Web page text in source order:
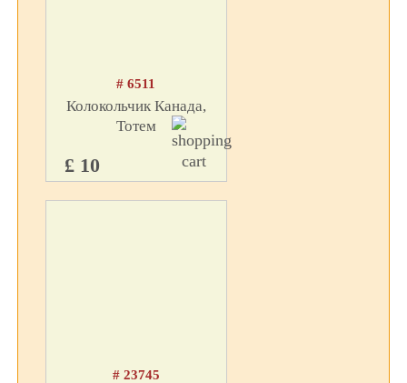
# 6511
Колокольчик Канада,
Тотем
£ 10
# 23745